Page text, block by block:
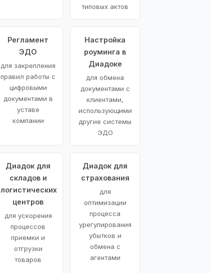
типовых актов
Регламент
ЭДО
для закрепления
правил работы с
цифровыми
документами в
уставе
компании
Настройка
роуминга в
Диадоке
для обмена
документами с
клиентами,
использующими
другие системы
ЭДО
Диадок для
складов и
логистических
центров
для ускорения
процессов
приемки и
отгрузки
товаров
Диадок для
страхования
для
оптимизации
процесса
урегулирования
убытков и
обмена с
агентами